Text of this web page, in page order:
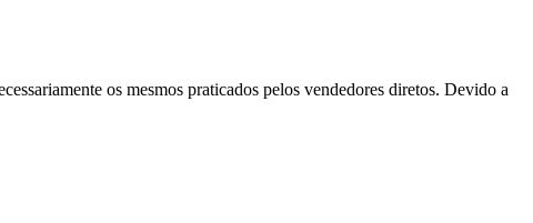
os mesmos praticados pelos vendedores diretos. Devido a